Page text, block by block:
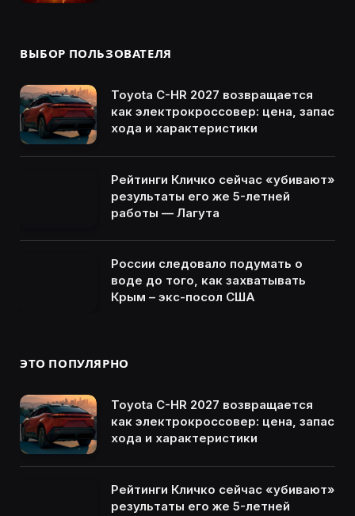
ВЫБОР ПОЛЬЗОВАТЕЛЯ
Toyota C-HR 2027 возвращается
как электрокроссовер: цена, запас
хода и характеристики
Рейтинги Кличко сейчас «убивают»
результаты его же 5-летней
работы — Лагута
России следовало подумать о
воде до того, как захватывать
Крым – экс-посол США
ЭТО ПОПУЛЯРНО
Toyota C-HR 2027 возвращается
как электрокроссовер: цена, запас
хода и характеристики
Рейтинги Кличко сейчас «убивают»
результаты его же 5-летней